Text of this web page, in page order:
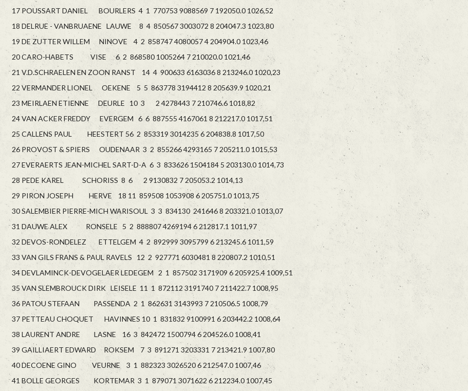
17 POUSSART DANIEL BOURLERS 4 1 770753 9088569 7 192050.0 1026,52
18 DELRUE - VANBRUAENE LAUWE 8 4 850567 3003072 8 204047.3 1023,80
19 DE ZUTTER WILLEM NINOVE 4 2 858747 4080057 4 204904.0 1023,46
20 CARO-HABETS VISE 6 2 868580 1005264 7 210020.0 1021,46
21 V.D.SCHRAELEN EN ZOON RANST 14 4 900633 6163036 8 213246.0 1020,23
22 VERMANDER LIONEL OEKENE 5 5 863778 3194412 8 205639.9 1020,21
23 MEIRLAEN ETIENNE DEURLE 10 3 2 4278443 7 210746.6 1018,82
24 VAN ACKER FREDDY EVERGEM 6 6 887555 4167061 8 212217.0 1017,51
25 CALLENS PAUL HEESTERT 56 2 853319 3014235 6 204838.8 1017,50
26 PROVOST & SPIERS OUDENAAR 3 2 855266 4293165 7 205211.0 1015,53
27 EVERAERTS JEAN-MICHEL SART-D-A 6 3 833626 1504184 5 203130.0 1014,73
28 PEDE KAREL SCHORISS 8 6 2 9130832 7 205053.2 1014,13
29 PIRON JOSEPH HERVE 18 11 859508 1053908 6 205751.0 1013,75
30 SALEMBIER PIERRE-MICH WARISOUL 3 3 834130 241646 8 203321.0 1013,07
31 DAUWE ALEX RONSELE 5 2 888807 4269194 6 212817.1 1011,97
32 DEVOS-RONDELEZ ETTELGEM 4 2 892999 3095799 6 213245.6 1011,59
33 VAN GILS FRANS & PAUL RAVELS 12 2 927771 6030481 8 220807.2 1010,51
34 DEVLAMINCK-DEVOGELAER LEDEGEM 2 1 857502 3171909 6 205925.4 1009,51
35 VAN SLEMBROUCK DIRK LEISELE 11 1 872112 3191740 7 211422.7 1008,95
36 PATOU STEFAAN PASSENDA 2 1 862631 3143993 7 210506.5 1008,79
37 PETTEAU CHOQUET HAVINNES 10 1 831832 9100991 6 203442.2 1008,64
38 LAURENT ANDRE LASNE 16 3 842472 1500794 6 204526.0 1008,41
39 GAILLIAERT EDWARD ROKSEM 7 3 891271 3203331 7 213421.9 1007,80
40 DECOENE GINO VEURNE 3 1 882323 3026520 6 212547.0 1007,46
41 BOLLE GEORGES KORTEMAR 3 1 879071 3071622 6 212234.0 1007,45